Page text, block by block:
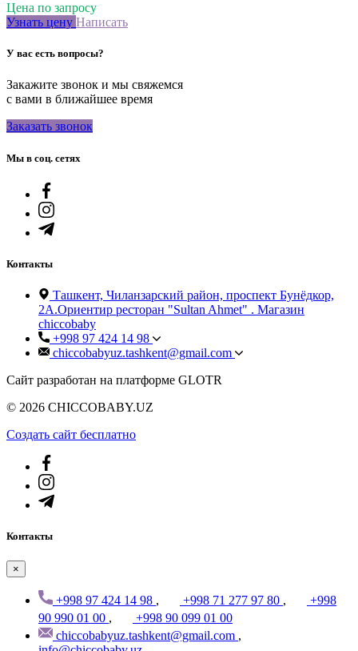
Цена по запросу
Узнать цену Написать
У вас есть вопросы?
Закажите звонок и мы свяжемся
с вами в ближайшее время
Заказать звонок
Мы в соц. сетях
Контакты
Ташкент, Чиланзарский район, проспект Бунёдкор,
2А.Ориентир ресторан "Sultan Ahmet" . Магазин
chiccobaby
+998 97 424 14 98
chiccobabyuz.tashkent@gmail.com
Сайт разработан на платформе GLOTR
© 2026 CHICCOBABY.UZ
Создать cайт бесплатно
Контакты
×
+998 97 424 14 98 , +998 71 277 97 80 ,
+998
90 990 01 00 ,
+998 90 099 01 00
chiccobabyuz.tashkent@gmail.com ,